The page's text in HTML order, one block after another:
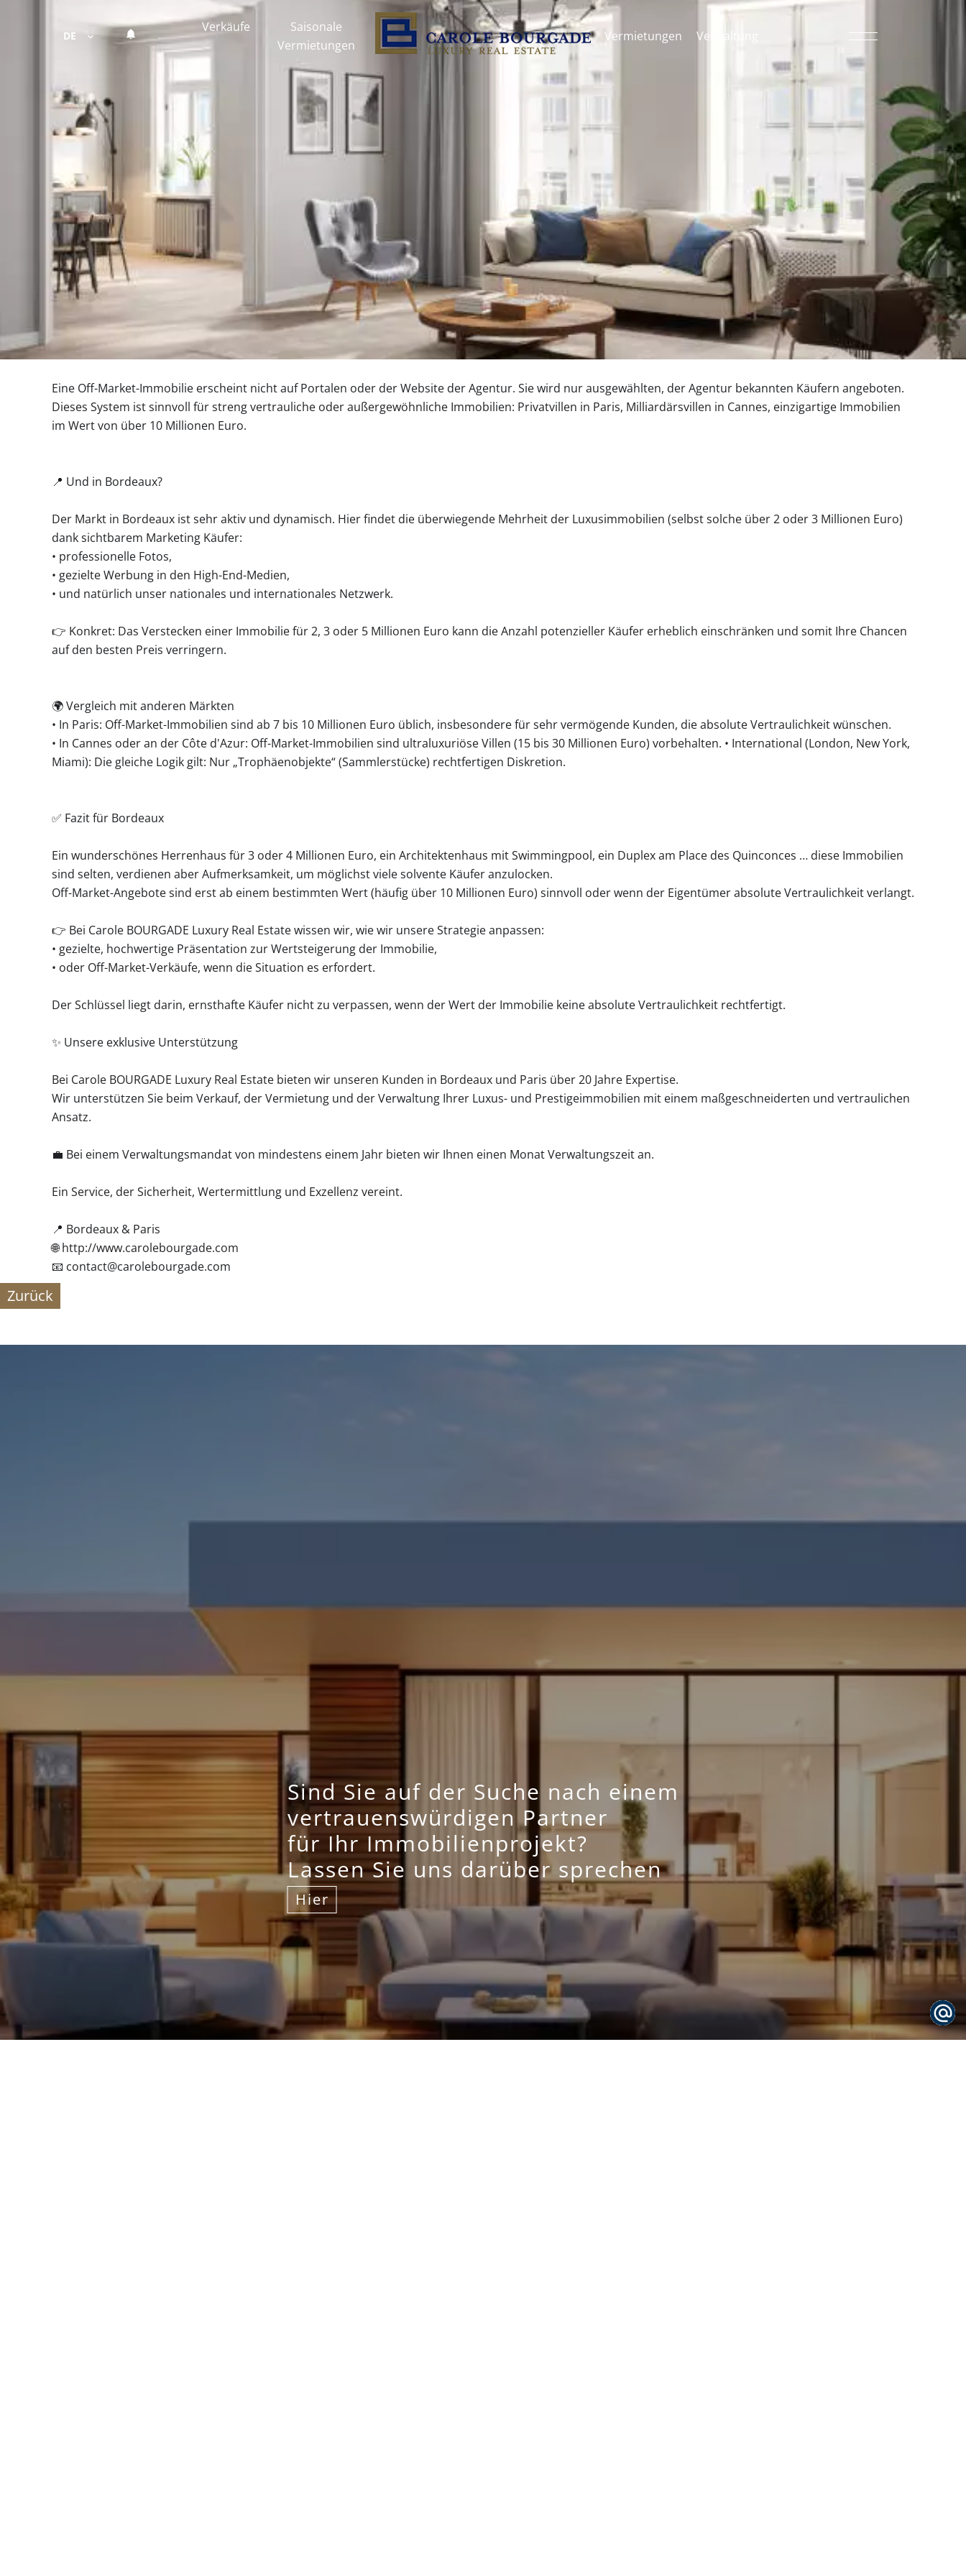
DE
Verkäufe
Saisonale
Vermietungen
Vermietungen Verwaltung
Eine Off-Market-Immobilie erscheint nicht auf Portalen oder der Website der Agentur. Sie wird nur ausgewählten, der Agentur bekannten Käufern angeboten.
Dieses System ist sinnvoll für streng vertrauliche oder außergewöhnliche Immobilien: Privatvillen in Paris, Milliardärsvillen in Cannes, einzigartige Immobilien
im Wert von über 10 Millionen Euro.
📍 Und in Bordeaux?
Der Markt in Bordeaux ist sehr aktiv und dynamisch. Hier findet die überwiegende Mehrheit der Luxusimmobilien (selbst solche über 2 oder 3 Millionen Euro)
dank sichtbarem Marketing Käufer:
• professionelle Fotos,
• gezielte Werbung in den High-End-Medien,
• und natürlich unser nationales und internationales Netzwerk.
👉 Konkret: Das Verstecken einer Immobilie für 2, 3 oder 5 Millionen Euro kann die Anzahl potenzieller Käufer erheblich einschränken und somit Ihre Chancen
auf den besten Preis verringern.
🌍 Vergleich mit anderen Märkten
• In Paris: Off-Market-Immobilien sind ab 7 bis 10 Millionen Euro üblich, insbesondere für sehr vermögende Kunden, die absolute Vertraulichkeit wünschen.
• In Cannes oder an der Côte d'Azur: Off-Market-Immobilien sind ultraluxuriöse Villen (15 bis 30 Millionen Euro) vorbehalten. • International (London, New York,
Miami): Die gleiche Logik gilt: Nur „Trophäenobjekte“ (Sammlerstücke) rechtfertigen Diskretion.
✅ Fazit für Bordeaux
Ein wunderschönes Herrenhaus für 3 oder 4 Millionen Euro, ein Architektenhaus mit Swimmingpool, ein Duplex am Place des Quinconces … diese Immobilien
sind selten, verdienen aber Aufmerksamkeit, um möglichst viele solvente Käufer anzulocken.
Off-Market-Angebote sind erst ab einem bestimmten Wert (häufig über 10 Millionen Euro) sinnvoll oder wenn der Eigentümer absolute Vertraulichkeit verlangt.
👉 Bei Carole BOURGADE Luxury Real Estate wissen wir, wie wir unsere Strategie anpassen:
• gezielte, hochwertige Präsentation zur Wertsteigerung der Immobilie,
• oder Off-Market-Verkäufe, wenn die Situation es erfordert.
Der Schlüssel liegt darin, ernsthafte Käufer nicht zu verpassen, wenn der Wert der Immobilie keine absolute Vertraulichkeit rechtfertigt.
✨ Unsere exklusive Unterstützung
Bei Carole BOURGADE Luxury Real Estate bieten wir unseren Kunden in Bordeaux und Paris über 20 Jahre Expertise.
Wir unterstützen Sie beim Verkauf, der Vermietung und der Verwaltung Ihrer Luxus- und Prestigeimmobilien mit einem maßgeschneiderten und vertraulichen
Ansatz.
💼 Bei einem Verwaltungsmandat von mindestens einem Jahr bieten wir Ihnen einen Monat Verwaltungszeit an.
Ein Service, der Sicherheit, Wertermittlung und Exzellenz vereint.
📍 Bordeaux & Paris
🌐 http://www.carolebourgade.com
📧 contact@carolebourgade.com
Zurück
Sind Sie auf der Suche nach einem
vertrauenswürdigen Partner
für Ihr Immobilienprojekt?
Lassen Sie uns darüber sprechen
Hier